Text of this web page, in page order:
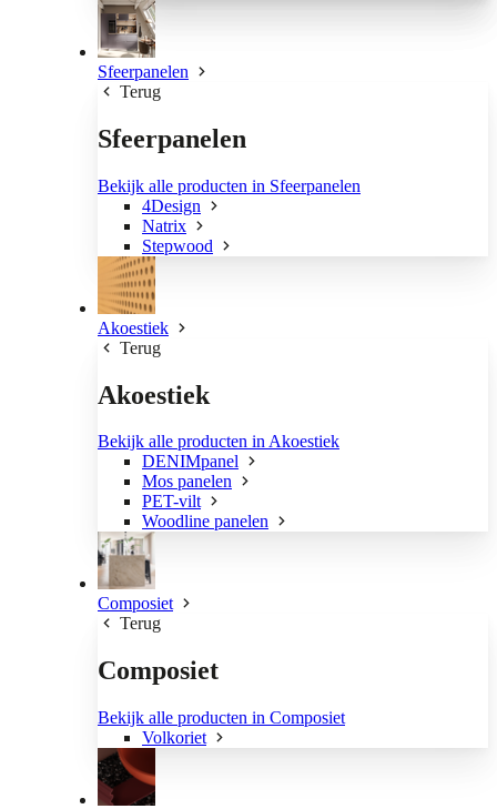
Sfeerpanelen
Terug
Sfeerpanelen
Bekijk alle producten in Sfeerpanelen
4Design
Natrix
Stepwood
Akoestiek
Terug
Akoestiek
Bekijk alle producten in Akoestiek
DENIMpanel
Mos panelen
PET-vilt
Woodline panelen
Composiet
Terug
Composiet
Bekijk alle producten in Composiet
Volkoriet